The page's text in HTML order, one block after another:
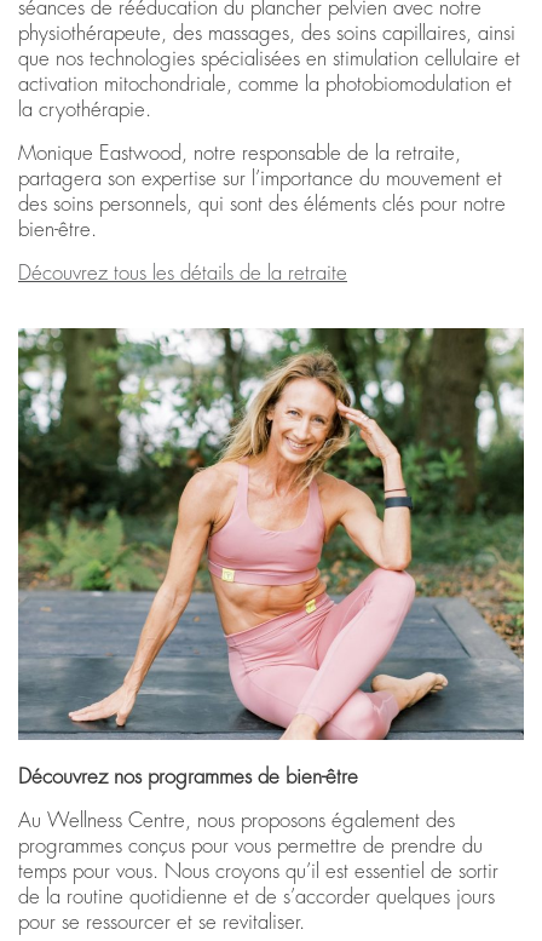
séances de rééducation du plancher pelvien avec notre
physiothérapeute, des massages, des soins capillaires, ainsi
que nos technologies spécialisées en stimulation cellulaire et
activation mitochondriale, comme la photobiomodulation et
la cryothérapie.
Monique Eastwood, notre responsable de la retraite,
partagera son expertise sur l’importance du mouvement et
des soins personnels, qui sont des éléments clés pour notre
bien-être.
Découvrez tous les détails de la retraite
Découvrez nos programmes de bien-être
Au Wellness Centre, nous proposons également des
programmes conçus pour vous permettre de prendre du
temps pour vous. Nous croyons qu’il est essentiel de sortir
de la routine quotidienne et de s’accorder quelques jours
pour se ressourcer et se revitaliser.